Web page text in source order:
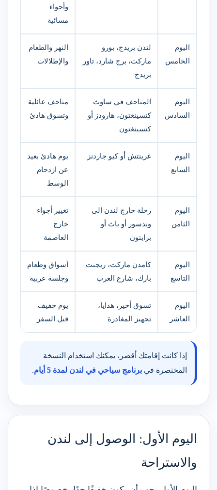
وأجواء
مسائية
اليوم
الخامس
لندن بريدج، بورو
ماركت، برج شارد، تاور
بريدج
النهر والطعام
والإطلالات
اليوم
السادس
المتاحف في ساوث
كنسينغتون، هارودز أو
كنسينغتون
متاحف عائلية
وتسوق هادئ
اليوم
السابع
غرينتش أو كيو جاردنز
يوم هادئ بعيد
عن ازدحام
الوسط
اليوم
الثامن
رحلة خارج لندن إلى
وندسور أو باث أو
برايتون
تغيير أجواء
خارج
العاصمة
اليوم
التاسع
كامدن ماركت، ريجنت
بارك، شارع العرب
أسواق وطعام
وجلسة عربية
اليوم
العاشر
تسوق أخير، هدايا،
تجهيز المغادرة
يوم خفيف
قبل السفر
إذا كانت إقامتك أقصر، يمكنك استخدام النسخة
المختصرة في برنامج سياحي في لندن لمدة 5 أيام .
اليوم الأول: الوصول إلى لندن
والاستراحة